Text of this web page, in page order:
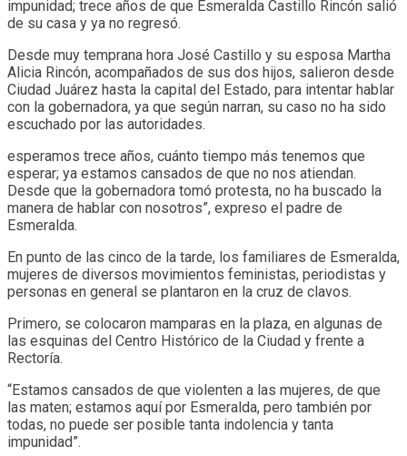
impunidad; trece años de que Esmeralda Castillo Rincón salió
de su casa y ya no regresó.
Desde muy temprana hora José Castillo y su esposa Martha
Alicia Rincón, acompañados de sus dos hijos, salieron desde
Ciudad Juárez hasta la capital del Estado, para intentar hablar
con la gobernadora, ya que según narran, su caso no ha sido
escuchado por las autoridades.
esperamos trece años, cuánto tiempo más tenemos que
esperar; ya estamos cansados de que no nos atiendan.
Desde que la gobernadora tomó protesta, no ha buscado la
manera de hablar con nosotros”, expreso el padre de
Esmeralda.
En punto de las cinco de la tarde, los familiares de Esmeralda,
mujeres de diversos movimientos feministas, periodistas y
personas en general se plantaron en la cruz de clavos.
Primero, se colocaron mamparas en la plaza, en algunas de
las esquinas del Centro Histórico de la Ciudad y frente a
Rectoría.
“Estamos cansados de que violenten a las mujeres, de que
las maten; estamos aquí por Esmeralda, pero también por
todas, no puede ser posible tanta indolencia y tanta
impunidad”.